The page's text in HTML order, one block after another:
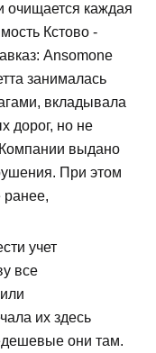
очищается каждая
Кстово -
Ansomone
занималась
вкладывала
дорог, но не
выдано
При этом
ранее,
учет
все
их здесь
они там.